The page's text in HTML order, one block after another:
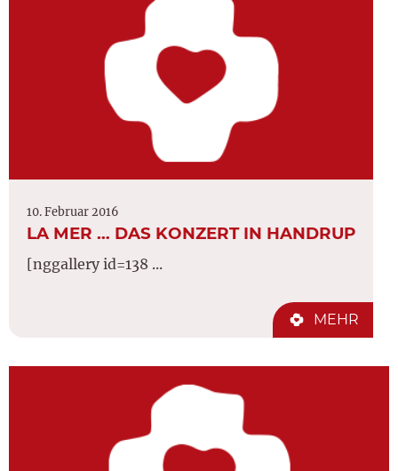
10. Februar 2016
LA MER … DAS KONZERT IN HANDRUP
[nggallery id=138 ...
MEHR